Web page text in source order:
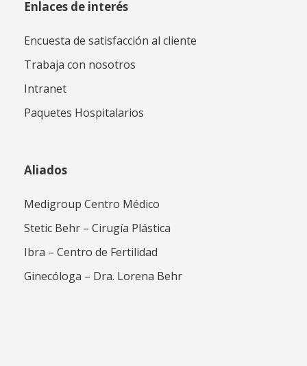
Enlaces de interés
Encuesta de satisfacción al cliente
Trabaja con nosotros
Intranet
Paquetes Hospitalarios
Aliados
Medigroup Centro Médico
Stetic Behr – Cirugía Plástica
Ibra – Centro de Fertilidad
Ginecóloga – Dra. Lorena Behr